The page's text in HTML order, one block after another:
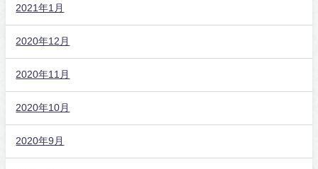
2021年1月
2020年12月
2020年11月
2020年10月
2020年9月